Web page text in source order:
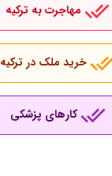
مهاجرت به ترکیه
خرید ملک در ترکیه
کارهای پزشکی